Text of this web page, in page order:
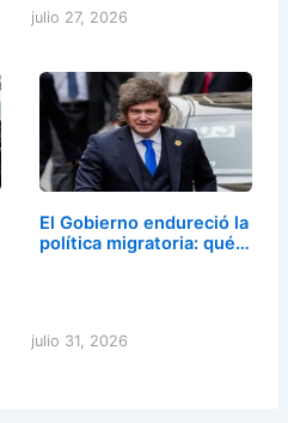
julio 27, 2026
El Gobierno endureció la
política migratoria: qué…
julio 31, 2026